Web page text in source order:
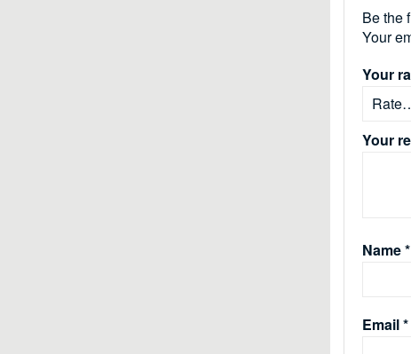
Be the
Your
Your
Your
Name*
Email*